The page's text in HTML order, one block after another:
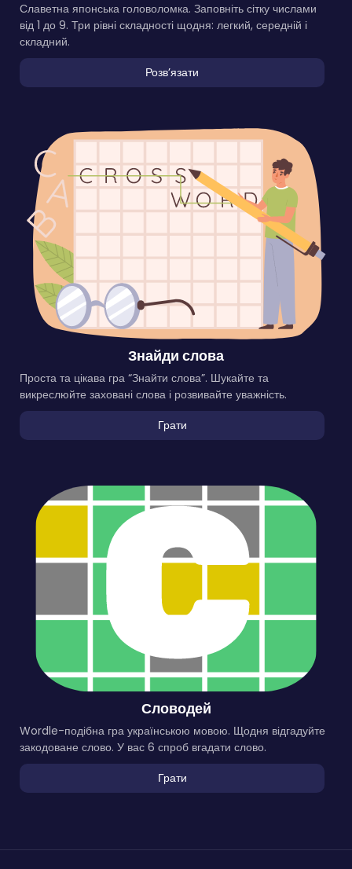
Славетна японська головоломка. Заповніть сітку числами
від 1 до 9. Три рівні складності щодня: легкий, середній і
складний.
Розвʼязати
Знайди слова
Проста та цікава гра “Знайти слова”. Шукайте та
викреслюйте заховані слова і розвивайте уважність.
Грати
Словодей
Wordle-подібна гра українською мовою. Щодня відгадуйте
закодоване слово. У вас 6 спроб вгадати слово.
Грати